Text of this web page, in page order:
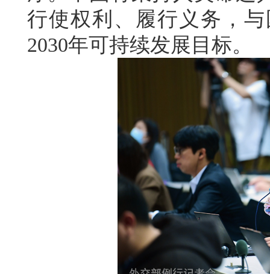
行使权利、履行义务，
2030年可持续发展目标。